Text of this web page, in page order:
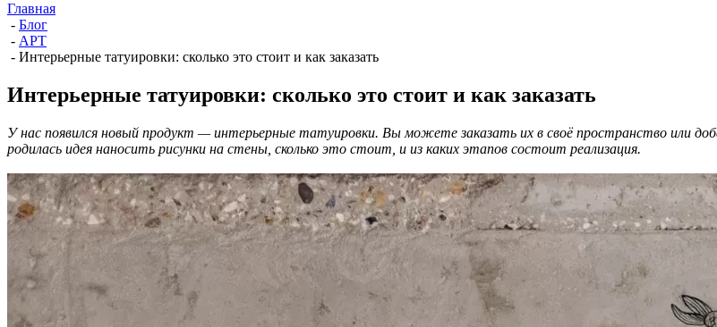
Главная
- Блог
- АРТ
- Интерьерные татуировки: сколько это стоит и как заказать
Интерьерные татуировки: сколько это стоит и как заказать
У нас появился новый продукт — интерьерные татуировки. Вы можете заказать их в своё пространство или
родилась идея наносить рисунки на стены, сколько это стоит, и из каких этапов состоит реализация.